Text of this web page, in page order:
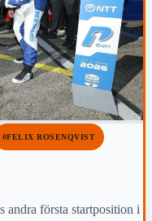
#FELIX ROSENQVIST
andra första startposition i